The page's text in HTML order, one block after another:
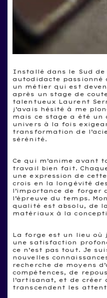
Installé dans le Sud
autodidacte passionné
un métier qui est
après un stage de
talentueux Laurent
j’avais hésité à me
mais ce stage a été un
univers à la fois
transformation de
sérénité.
Ce qui m’anime avant
travail bien fait.
une expression de
crois en la longévité
l’importance de forger
l’épreuve du temps.
qualité est absolu, de
matériaux à la
La forge est un lieu où
une satisfaction
ce n’est pas tout. Je
nouvelles
recherche de moyens
compétences, de
l’artisanat, et de créer
transcendent les